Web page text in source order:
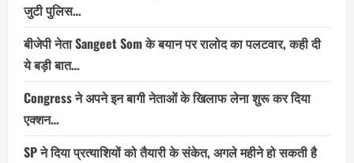
जुटी पुलिस…
बीजेपी नेता Sangeet Som के बयान पर रालोद का पलटवार, कही दी
ये बड़ी बात…
Congress ने अपने इन बागी नेताओं के खिलाफ लेना शुरू कर दिया
एक्शन…
SP ने दिया प्रत्याशियों को तैयारी के संकेत, अगले महीने हो सकती है